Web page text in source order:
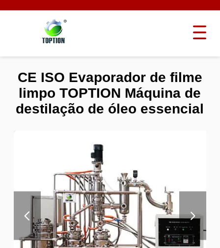
CE ISO Evaporador de filme
limpo TOPTION Máquina de
destilação de óleo essencial